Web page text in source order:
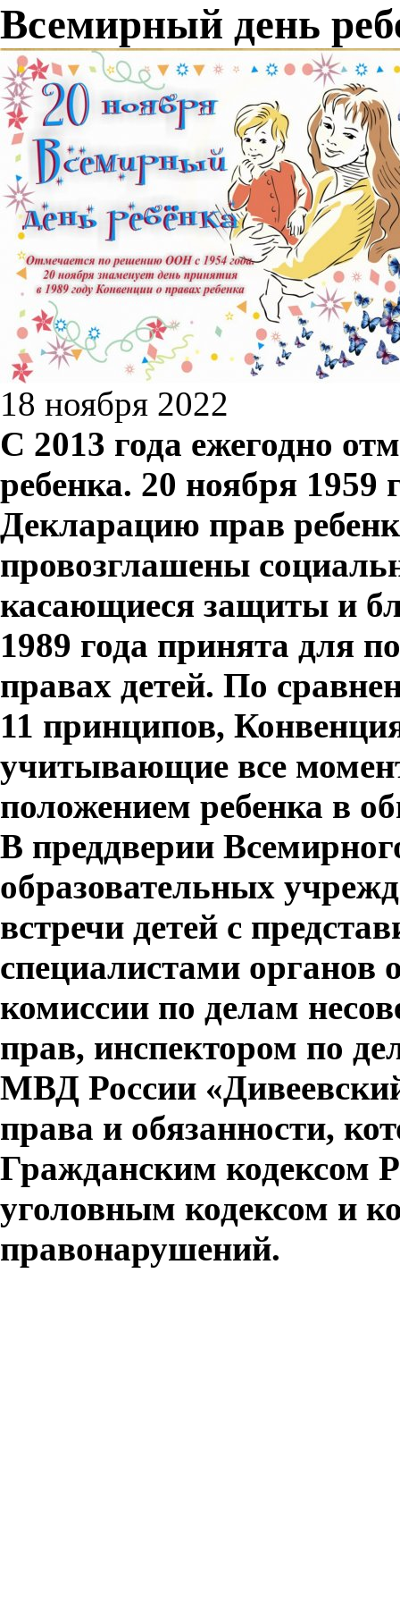
Всемирный день
18 ноября 2022
С 2013 года ежегодно
ребенка. 20 ноября
Декларацию прав
провозглашены
касающиеся защиты и
1989 года принята для
правах детей. По
11 принципов,
учитывающие все
положением ребенка в
В преддверии
образовательных
встречи детей с
специалистами органов
комиссии по делам
прав, инспектором по
МВД России
права и обязанности,
Гражданским
уголовным кодексом и
правонарушений.